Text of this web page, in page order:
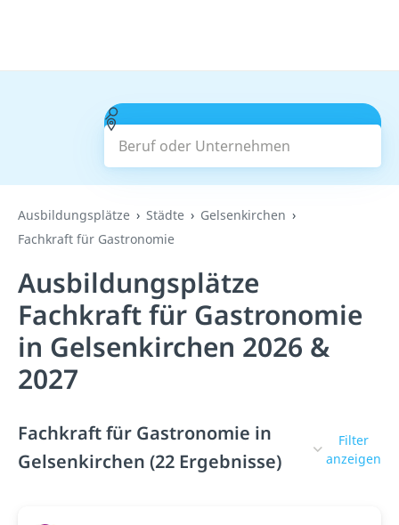
Beruf oder Unternehmen
Suchen
Ausbildungsplätze Städte
Gelsenkirchen
Fachkraft für Gastronomie
Ausbildungsplätze
Fachkraft für Gastronomie
in Gelsenkirchen 2026 &
2027
Fachkraft für Gastronomie in
Gelsenkirchen (22 Ergebnisse)
Filter
anzeigen